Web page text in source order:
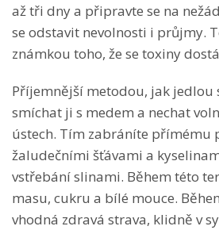
až tři dny a připravte se na
se odstavit nevolnosti i průjmy.
známkou toho, že se toxiny
Příjemnější metodou, jak
smíchat ji s medem a nechat
ústech. Tím zabráníte přímému
žaludečními šťávami a
vstřebání slinami. Během této
masu, cukru a bílé mouce.
vhodná zdravá strava, klidně v